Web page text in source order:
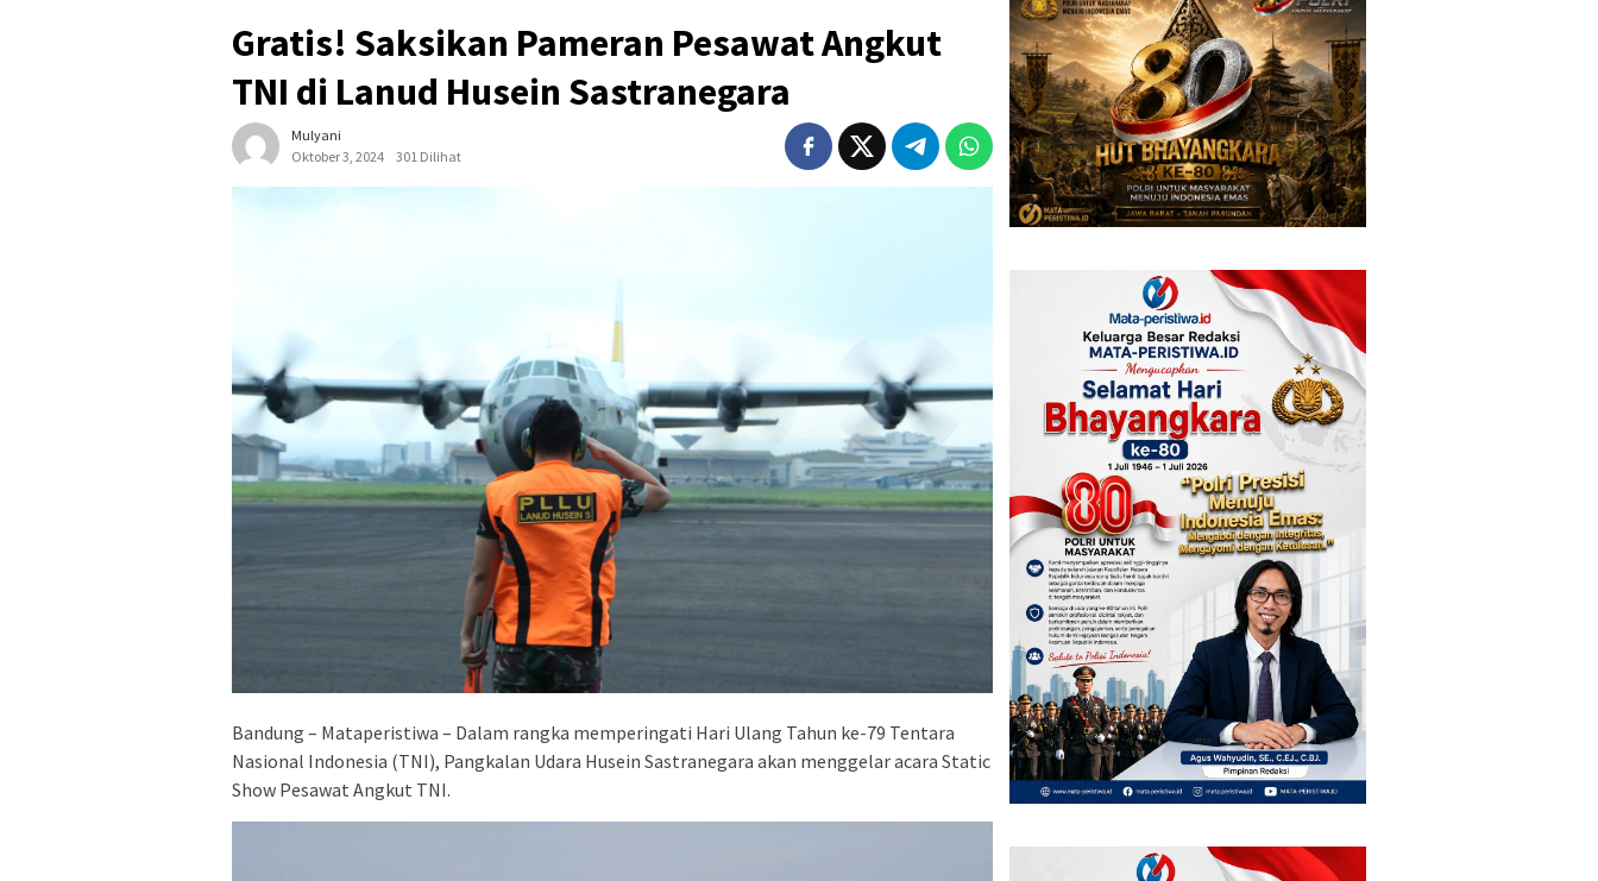
Gratis! Saksikan Pameran Pesawat Angkut
TNI di Lanud Husein Sastranegara
Mulyani
Oktober 3, 2024
301 Dilihat
Bandung – Mataperistiwa – Dalam rangka memperingati Hari Ulang Tahun ke-79 Tentara
Nasional Indonesia (TNI), Pangkalan Udara Husein Sastranegara akan menggelar acara Static
Show Pesawat Angkut TNI.